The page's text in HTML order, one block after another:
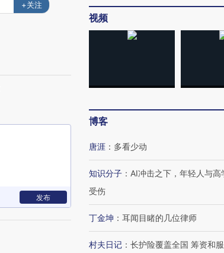
+关注
发布
视频
博客
唐涯 ： 多看少动
知识分子 ： AI冲击之下，年轻人与高
受伤
丁金坤 ： 耳闻目睹的几位律师
村夫日记 ： 长护险覆盖全国 筹资和